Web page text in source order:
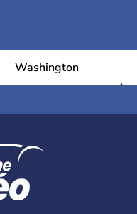
Washington